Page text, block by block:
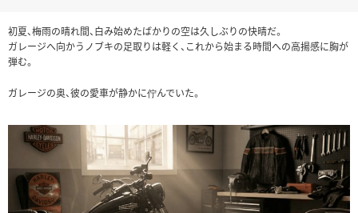
初夏、梅雨の晴れ間、白み始めたばかりの空は久しぶりの快晴だ。
ガレージへ向かうノブキの足取りは軽く、これから始まる時間への高揚感に胸が
弾む。
ガレージの奥、彼の愛車が静かに佇んでいた。